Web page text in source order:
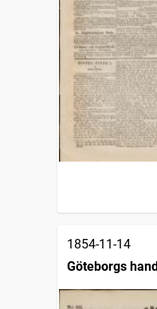
1854-11-14
Göteborgs
(1832)